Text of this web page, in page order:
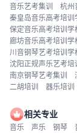
音乐艺考集训 杭州
秦皇岛音乐高考培训
保定音乐高考培训学
廊坊音乐高考培训学
川音钢琴艺考培训学
沈阳正规声乐艺考
南京钢琴艺考集训
二胡培训
器乐培训
相关专业
音乐 声乐 钢琴